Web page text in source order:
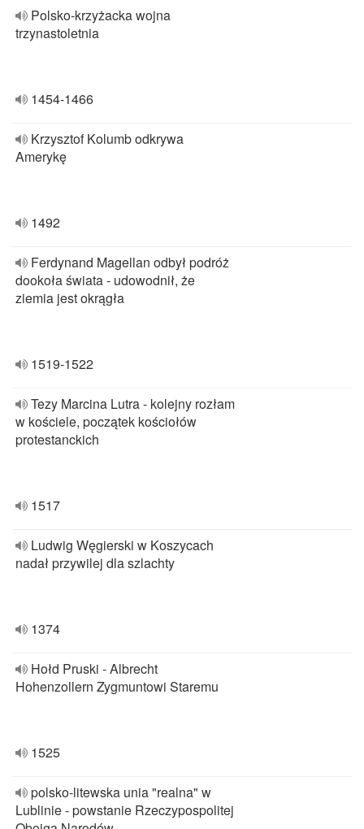
Polsko-krzyżacka wojna
trzynastoletnia
1454-1466
Krzysztof Kolumb odkrywa
Amerykę
1492
Ferdynand Magellan odbył podróż
dookoła świata - udowodnił, że
ziemia jest okrągła
1519-1522
Tezy Marcina Lutra - kolejny rozłam
w kościele, początek kościołów
protestanckich
1517
Ludwig Węgierski w Koszycach
nadał przywilej dla szlachty
1374
Hołd Pruski - Albrecht
Hohenzollern Zygmuntowi Staremu
1525
polsko-litewska unia "realna" w
Lublinie - powstanie Rzeczypospolitej